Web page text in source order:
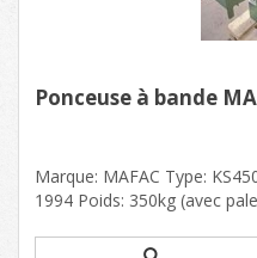
Ponceuse à bande
Marque: MAFAC Type:
1994 Poids: 350kg (avec